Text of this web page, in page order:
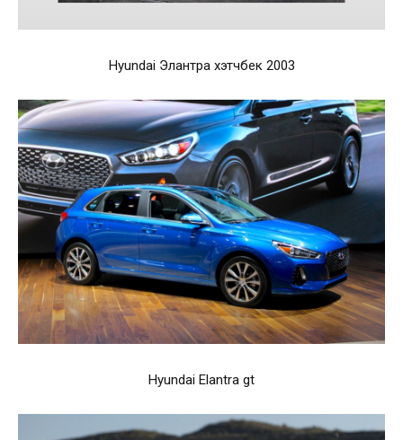
Hyundai Элантра хэтчбек 2003
Hyundai Elantra gt